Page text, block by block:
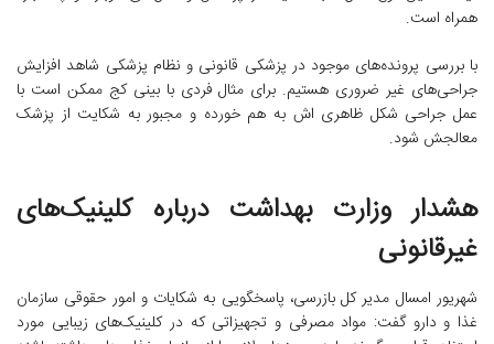
همراه است.
با بررسی پرونده‌های موجود در پزشکی قانونی و نظام پزشکی شاهد افزایش
جراحی‌های غیر ضروری هستیم. برای مثال فردی با بینی کج ممکن است با
عمل جراحی شکل ظاهری اش به هم خورده و مجبور به شکایت از پزشک
معالجش شود.
هشدار وزارت بهداشت درباره کلینیک‌های
غیرقانونی
شهریور امسال مدیر کل بازرسی، پاسخگویی به شکایات و امور حقوقی سازمان
غذا و دارو گفت: مواد مصرفی و تجهیزاتی که در کلینیک‌های زیبایی مورد